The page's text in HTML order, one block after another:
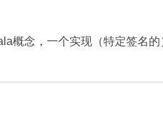
念，一个实现（特定签名的